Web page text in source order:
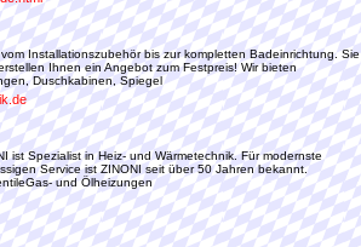
Installationszubehör bis zur kompletten Badeinrichtung. Sie
Ihnen ein Angebot zum Festpreis! Wir bieten
Duschkabinen, Spiegel
ist Spezialist in Heiz- und Wärmetechnik. Für modernste
Service ist ZINONI seit über 50 Jahren bekannt.
und Ölheizungen